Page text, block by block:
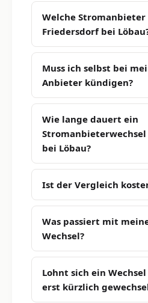
Welche
Friedersdorf bei
Muss ich selbst bei
Anbieter kündigen?
Wie lange dauert ein
bei Löbau?
Ist der Vergleich
Was passiert mit
Wechsel?
Lohnt sich ein
erst kürzlich